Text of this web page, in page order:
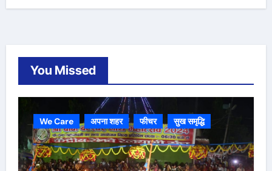
You Missed
We Care अपना शहर फीचर सुख समृद्धि